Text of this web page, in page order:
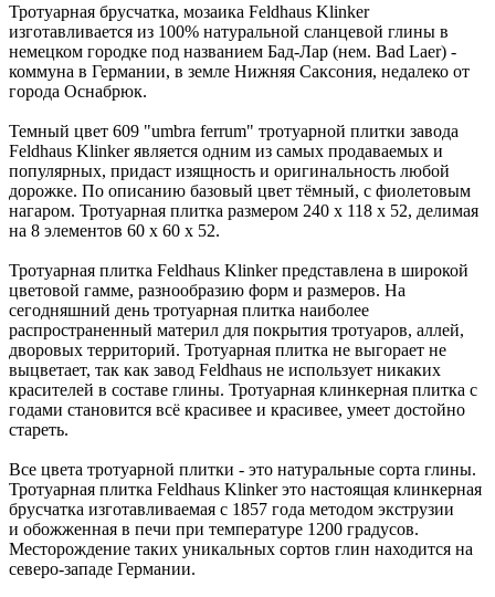
Тротуарная брусчатка, мозаика Feldhaus Klinker
изготавливается из 100% натуральной сланцевой глины в
немецком городке под названием Бад-Лар (нем. Bad Laer) -
коммуна в Германии, в земле Нижняя Саксония, недалеко от
города Оснабрюк.
Темный цвет 609 "umbra ferrum" тротуарной плитки завода
Feldhaus Klinker является одним из самых продаваемых и
популярных, придаст изящность и оригинальность любой
дорожке. По описанию базовый цвет тёмный, с фиолетовым
нагаром. Тротуарная плитка размером 240 х 118 х 52, делимая
на 8 элементов 60 х 60 х 52.
Тротуарная плитка Feldhaus Klinker представлена в широкой
цветовой гамме, разнообразию форм и размеров. На
сегодняшний день тротуарная плитка наиболее
распространенный материл для покрытия тротуаров, аллей,
дворовых территорий. Тротуарная плитка не выгорает не
выцветает, так как завод Feldhaus не использует никаких
красителей в составе глины. Тротуарная клинкерная плитка с
годами становится всё красивее и красивее, умеет достойно
стареть.
Все цвета тротуарной плитки - это натуральные сорта глины.
Тротуарная плитка Feldhaus Klinker это настоящая клинкерная
брусчатка изготавливаемая с 1857 года методом экструзии
и обожженная в печи при температуре 1200 градусов.
Месторождение таких уникальных сортов глин находится на
северо-западе Германии.